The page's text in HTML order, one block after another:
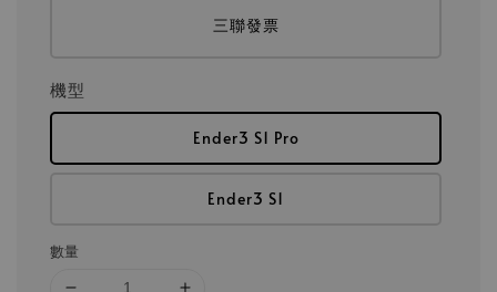
三聯發票
機型
Ender3 S1 Pro
Ender3 S1
數量